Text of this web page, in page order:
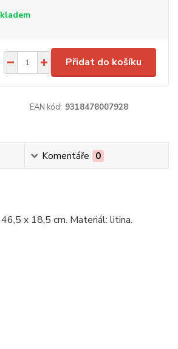
Přidat do košíku
EAN kód: 9318478007928
Komentáře 0
x 18,5 cm. Materiál: litina.